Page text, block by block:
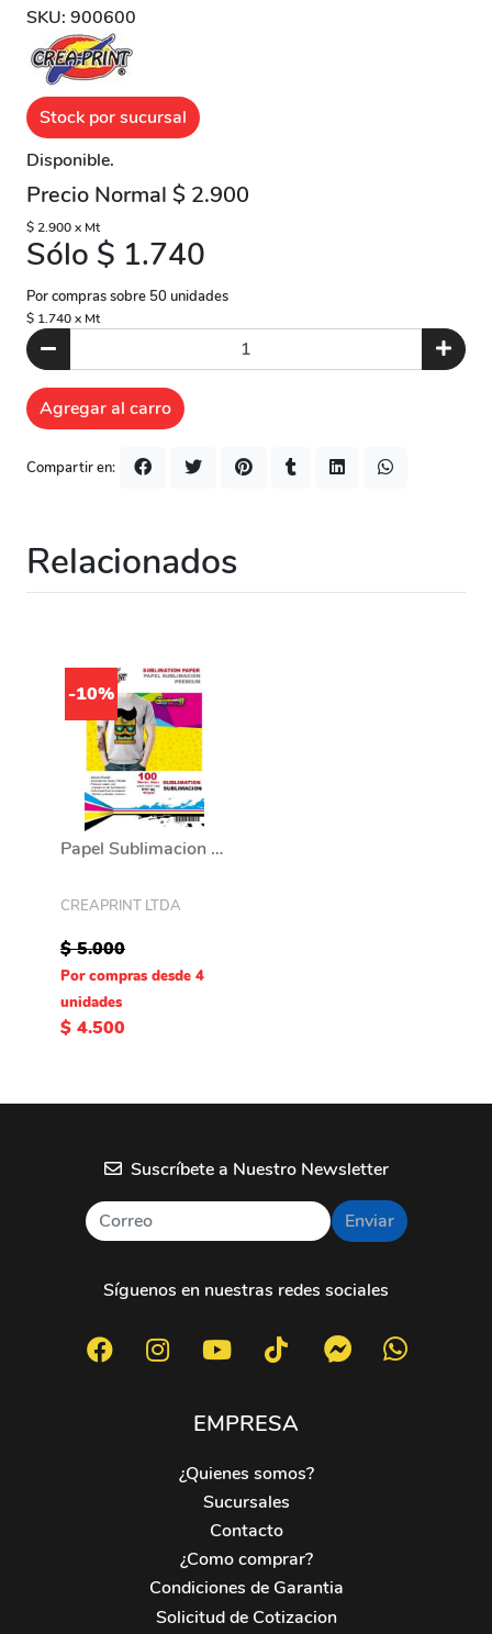
SKU: 900600
Stock por sucursal
Disponible.
Precio Normal $ 2.900
$ 2.900 x Mt
Sólo $ 1.740
Por compras sobre 50 unidades
$ 1.740 x Mt
Agregar al carro
Compartir en:
Relacionados
-10%
Papel Sublimacion 100 Hojas Tamaño A4 Marca Creaprint
CREAPRINT LTDA
$ 5.000
Por compras desde 4
unidades
$ 4.500
Suscríbete a Nuestro Newsletter
Enviar
Síguenos en nuestras redes sociales
EMPRESA
¿Quienes somos?
Sucursales
Contacto
¿Como comprar?
Condiciones de Garantia
Solicitud de Cotizacion